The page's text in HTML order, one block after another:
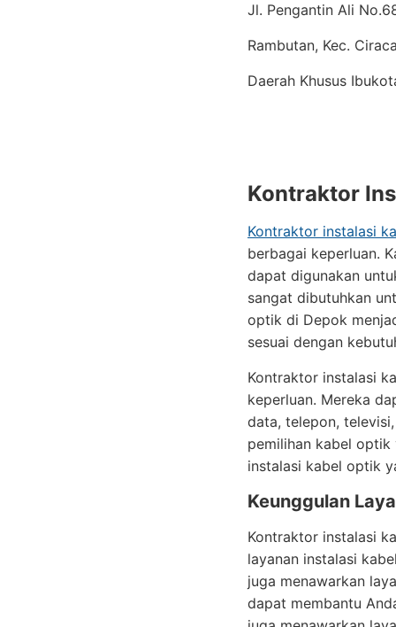
Jl. Pengantin Ali
Rambutan, Kec.
Daerah Khusus
Kontraktor
Kontraktor instalasi
berbagai keperluan.
dapat digunakan
sangat dibutuhkan
optik di Depok
sesuai dengan
Kontraktor instalasi
keperluan. Mereka
data, telepon,
pemilihan kabel optik
instalasi kabel optik
Keunggulan
Kontraktor instalasi
layanan instalasi
juga menawarkan
dapat membantu